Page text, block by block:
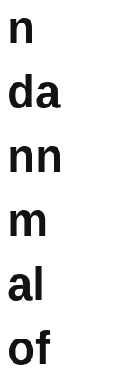
n
da
nn
m
al
of